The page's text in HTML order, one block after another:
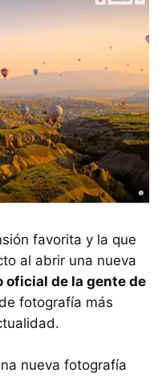
favorita y la que
al abrir una nueva
oficial de la gente de
fotografía más
nueva fotografía